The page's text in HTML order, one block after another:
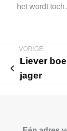
het wordt
previous
Liever
jager